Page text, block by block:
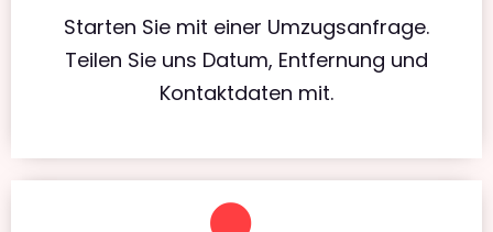
Starten Sie mit einer Umzugsanfrage.
Teilen Sie uns Datum, Entfernung und
Kontaktdaten mit.